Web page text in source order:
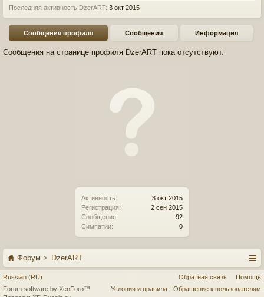
Активность:
3 окт 2015
Регистрация:
2 сен 2015
Сообщения:
92
Симпатии:
0
Последняя активность DzerART: 3 окт 2015
Сообщения профиля Сообщения Информация
Сообщения на странице профиля DzerART пока отсутствуют.
Форум DzerART
Russian (RU) Обратная связь
Помощь
Условия и правила
Обращение к пользователям
Forum software by XenForo™